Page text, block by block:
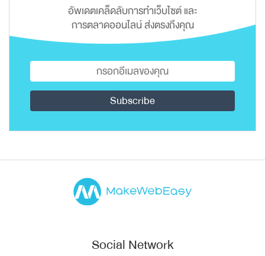
อัพเดตเคล็ดลับการทำเว็บไซต์ และ
การตลาดออนไลน์ ส่งตรงถึงคุณ
Social Network